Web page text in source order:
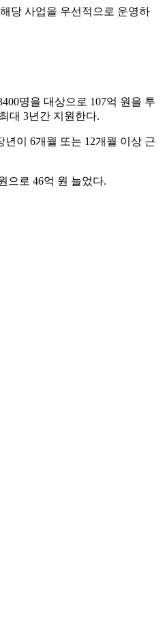
당 사업을 우선적으로 운영하
명을 대상으로 107억 원을 투
대 3년간 지원한다.
이 6개월 또는 12개월 이상 근
으로 46억 원 늘었다.